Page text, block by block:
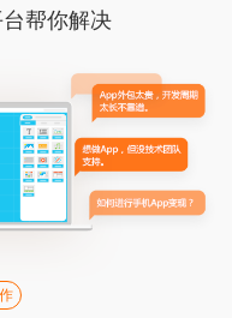
帮你解决